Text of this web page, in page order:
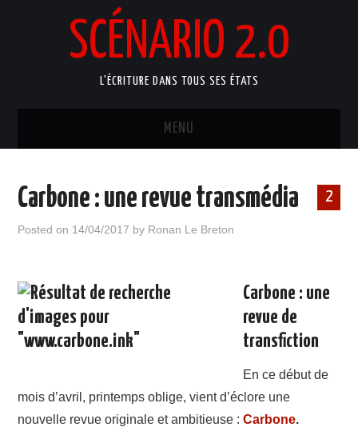
SCÉNARIO 2.0
L'ÉCRITURE DANS TOUS SES ÉTATS
MENU
ATELIERS ARTISTIQUES
BLOG
PORTFOLIO
CONTACT
2
Carbone : une revue transmédia
Posted on 14/04/2017 by Ronan Le Breton
Carbone : une
revue de
transfiction
En ce début de
mois d’avril, printemps oblige, vient d’éclore une
nouvelle revue originale et ambitieuse :Carbone.